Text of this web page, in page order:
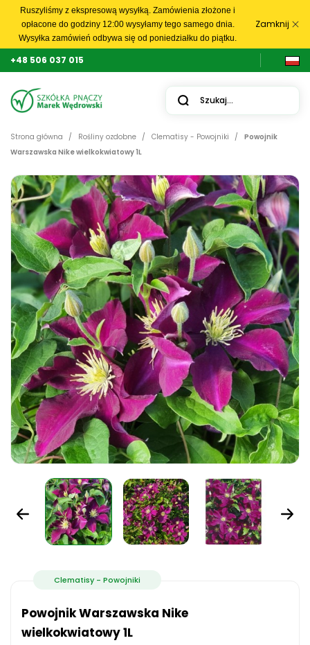
Ruszyliśmy z ekspresową wysyłką. Zamówienia złożone i
opłacone do godziny 12:00 wysyłamy tego samego dnia.
Wysyłka zamówień odbywa się od poniedziałku do piątku.
Zamknij
+48 506 037 015
Strona główna Rośliny ozdobne Clematisy - Powojniki
Powojnik
Warszawska Nike wielkokwiatowy 1L
Clematisy - Powojniki
Powojnik Warszawska Nike
wielkokwiatowy 1L